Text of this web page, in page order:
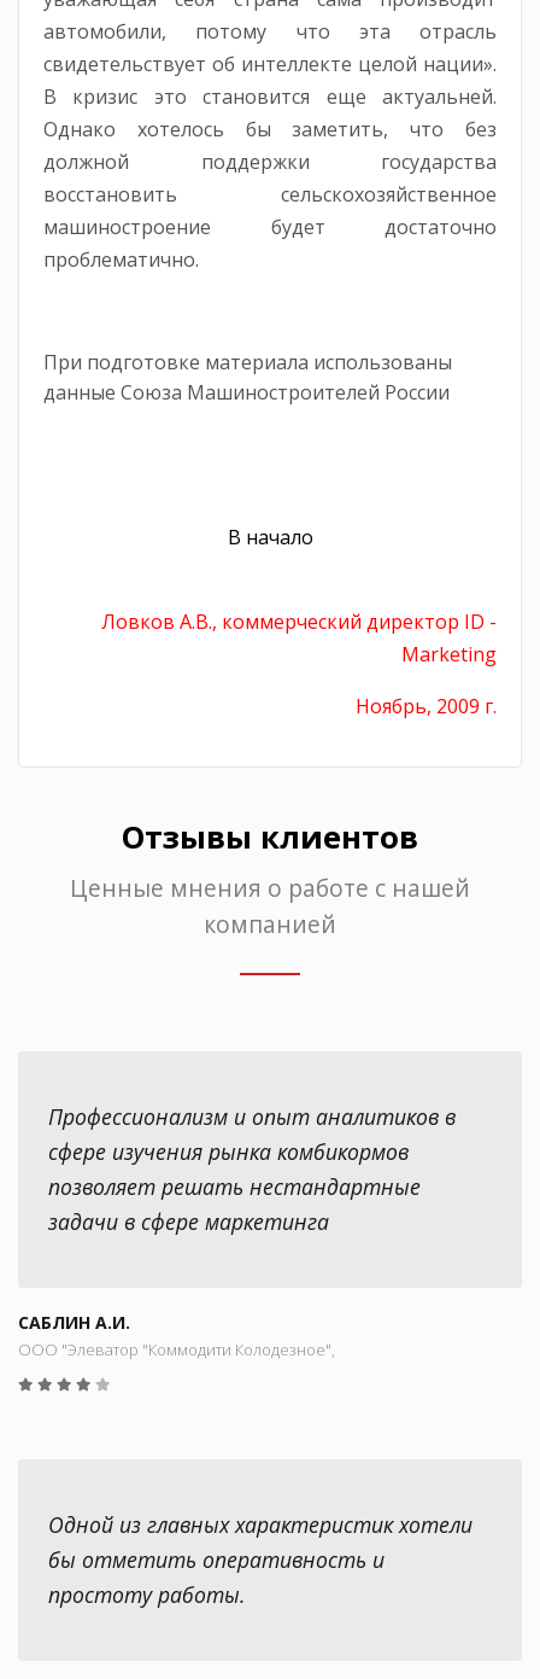
автомобили, потому что эта отрасль
свидетельствует об интеллекте целой нации».
В кризис это становится еще актуальней.
Однако хотелось бы заметить, что без
должной поддержки государства
восстановить сельскохозяйственное
машиностроение будет достаточно
проблематично.
При подготовке материала использованы
данные Союза Машиностроителей России
В начало
Ловков А.В., коммерческий директор ID -
Marketing
Ноябрь, 2009 г.
Отзывы клиентов
Ценные мнения о работе с нашей
компанией
Профессионализм и опыт аналитиков в
сфере изучения рынка комбикормов
позволяет решать нестандартные
задачи в сфере маркетинга
САБЛИН А.И.
ООО "Элеватор "Коммодити Колодезное",
Одной из главных характеристик хотели
бы отметить оперативность и
простоту работы.